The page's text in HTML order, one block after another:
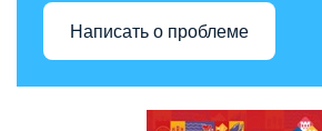
Написать о проблеме